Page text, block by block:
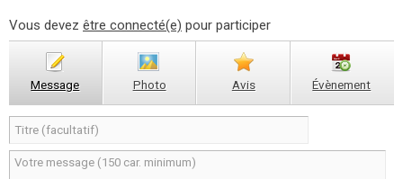
Vous devez être connecté(e) pour participer
Message Photo Avis Évènement